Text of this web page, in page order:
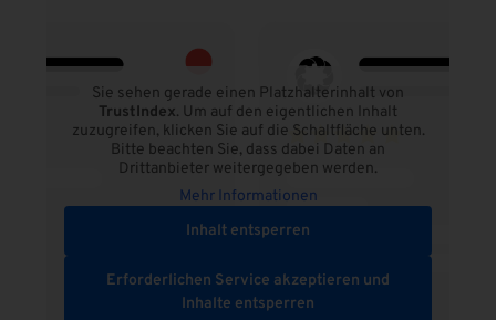
Sie sehen gerade einen Platzhalterinhalt von
TrustIndex. Um auf den eigentlichen Inhalt
zuzugreifen, klicken Sie auf die Schaltfläche unten.
Bitte beachten Sie, dass dabei Daten an
Drittanbieter weitergegeben werden.
Mehr Informationen
Inhalt entsperren
Erforderlichen Service akzeptieren und
Inhalte entsperren